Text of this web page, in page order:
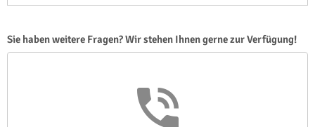
Sie haben weitere Fragen? Wir stehen Ihnen gerne zur Verfügung!